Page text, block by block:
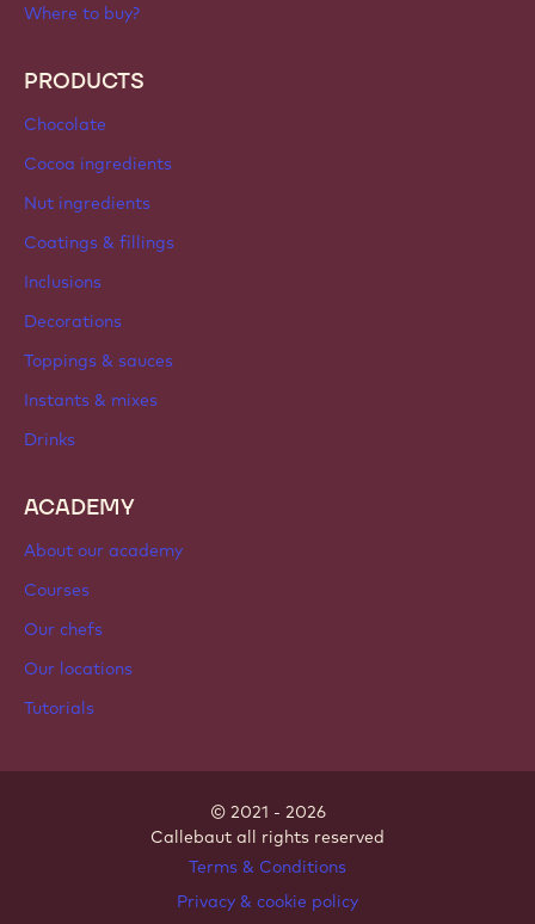
Where to buy?
PRODUCTS
Chocolate
Cocoa ingredients
Nut ingredients
Coatings & fillings
Inclusions
Decorations
Toppings & sauces
Instants & mixes
Drinks
ACADEMY
About our academy
Courses
Our chefs
Our locations
Tutorials
© 2021 - 2026
Callebaut all rights reserved
Terms & Conditions
Privacy & cookie policy